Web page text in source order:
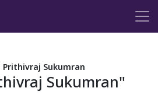
Prithivraj Sukumran
Sukumran